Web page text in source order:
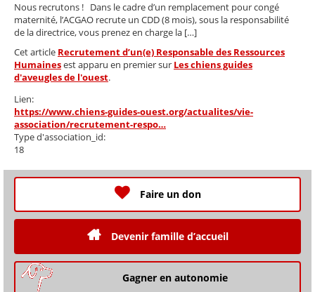
Nous recrutons ! Dans le cadre d’un remplacement pour congé
maternité, l’ACGAO recrute un CDD (8 mois), sous la responsabilité
de la directrice, vous prenez en charge la […]
Cet article Recrutement d’un(e) Responsable des Ressources
Humainesest apparu en premier sur Les chiens guides
d'aveugles de l'ouest.
Lien:
https://www.chiens-guides-ouest.org/actualites/vie-
association/recrutement-respo…
Type d'association_id:
18
Faire un don
Devenir famille d’accueil
Gagner en autonomie